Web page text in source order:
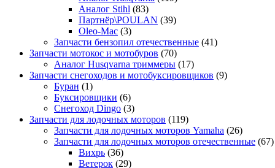
Аналог Stihl (83)
Партнёр\POULAN (39)
Oleo-Mac (3)
Запчасти бензопил отечественные (41)
Запчасти мотокос и мотобуров (70)
Аналог Husqvarna триммеры (17)
Запчасти снегоходов и мотобуксировщиков (9)
Буран (1)
Буксировщики (6)
Снегоход Dingo (3)
Запчасти для лодочных моторов (119)
Запчасти для лодочных моторов Yamaha (26)
Запчасти для лодочных моторов отечественные (67)
Вихрь (36)
Ветерок (29)